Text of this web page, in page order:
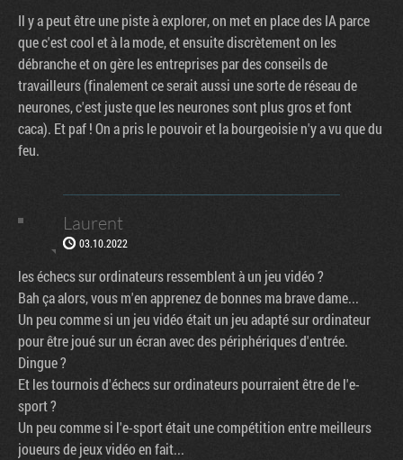
Il y a peut être une piste à explorer, on met en place des IA parce
que c'est cool et à la mode, et ensuite discrètement on les
débranche et on gère les entreprises par des conseils de
travailleurs (finalement ce serait aussi une sorte de réseau de
neurones, c'est juste que les neurones sont plus gros et font
caca). Et paf ! On a pris le pouvoir et la bourgeoisie n'y a vu que du
feu.
Laurent
03.10.2022
les échecs sur ordinateurs ressemblent à un jeu vidéo ?
Bah ça alors, vous m'en apprenez de bonnes ma brave dame...
Un peu comme si un jeu vidéo était un jeu adapté sur ordinateur
pour être joué sur un écran avec des périphériques d'entrée.
Dingue ?
Et les tournois d'échecs sur ordinateurs pourraient être de l'e-
sport ?
Un peu comme si l'e-sport était une compétition entre meilleurs
joueurs de jeux vidéo en fait...